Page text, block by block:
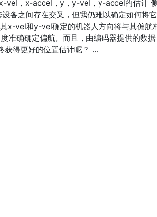
vel，x-accel，y，y-vel，y-accel的估计 侧
备之间存在交叉，但我仍难以确定如何将
x-vel和y-vel确定的机器人方向将与其偏航
准确确定偏航。而且，由编码器提供的数
获得更好的位置估计呢？ …